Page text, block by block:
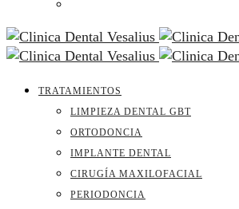
TRATAMIENTOS
LIMPIEZA DENTAL GBT
ORTODONCIA
IMPLANTE DENTAL
CIRUGÍA MAXILOFACIAL
PERIODONCIA